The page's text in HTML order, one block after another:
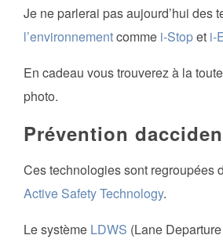
Je ne parlerai pas aujourd’hui des
l’environnementcomme i-Stopet i-
En cadeau vous trouverez à la
photo.
Prévention
Ces technologies sont regroupées
Active Safety Technology.
Le système LDWS (Lane